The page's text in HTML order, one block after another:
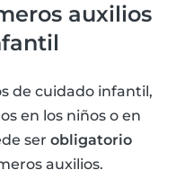
auxilios
de cuidado infantil,
en los niños o en
ser obligatorio
auxilios.